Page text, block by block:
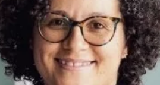
perspective socioécologique de care
L’insertion professionnelle des
enseignant.e.s